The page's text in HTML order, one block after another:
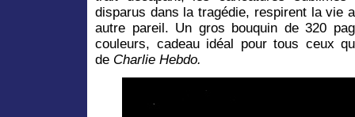
disparus dans la tragédie, respirent la vie
autre pareil. Un gros bouquin de 320
couleurs, cadeau idéal pour tous ceux
de Charlie Hebdo.